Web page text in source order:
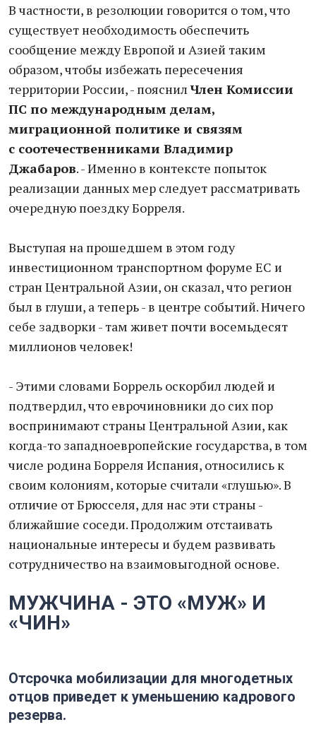
В частности, в резолюции говорится о том, что
существует необходимость обеспечить
сообщение между Европой и Азией таким
образом, чтобы избежать пересечения
территории России, - пояснилЧлен Комиссии
ПС по международным делам,
миграционной политике и связям
с соотечественниками Владимир
Джабаров. - Именно в контексте попыток
реализации данных мер следует рассматривать
очередную поездку Борреля.
Выступая на прошедшем в этом году
инвестиционном транспортном форуме ЕС и
стран Центральной Азии, он сказал, что регион
был в глуши, а теперь - в центре событий. Ничего
себе задворки - там живет почти восемьдесят
миллионов человек!
- Этими словами Боррель оскорбил людей и
подтвердил, что еврочиновники до сих пор
воспринимают страны Центральной Азии, как
когда-то западноевропейские государства, в том
числе родина Борреля Испания, относились к
своим колониям, которые считали «глушью». В
отличие от Брюсселя, для нас эти страны -
ближайшие соседи. Продолжим отстаивать
национальные интересы и будем развивать
сотрудничество на взаимовыгодной основе.
МУЖЧИНА - ЭТО «МУЖ» И
«ЧИН»
Отсрочка мобилизации для многодетных
отцов приведет к уменьшению кадрового
резерва.